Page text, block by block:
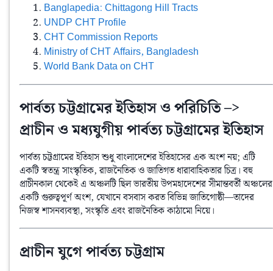
Banglapedia: Chittagong Hill Tracts
UNDP CHT Profile
CHT Commission Reports
Ministry of CHT Affairs, Bangladesh
World Bank Data on CHT
পার্বত্য চট্টগ্রামের ইতিহাস ও পরিচিতি –>
প্রাচীন ও মধ্যযুগীয় পার্বত্য চট্টগ্রামের ইতিহাস
পার্বত্য চট্টগ্রামের ইতিহাস শুধু বাংলাদেশের ইতিহাসের এক অংশ নয়; এটি
একটি স্বতন্ত্র সাংস্কৃতিক, রাজনৈতিক ও জাতিগত ধারাবাহিকতার চিত্র। বহু
প্রাচীনকাল থেকেই এ অঞ্চলটি ছিল ভারতীয় উপমহাদেশের সীমান্তবর্তী অঞ্চলের
একটি গুরুত্বপূর্ণ অংশ, যেখানে বসবাস করত বিভিন্ন জাতিগোষ্ঠী—তাদের
নিজস্ব শাসনব্যবস্থা, সংস্কৃতি এবং রাজনৈতিক কাঠামো নিয়ে।
প্রাচীন যুগে পার্বত্য চট্টগ্রাম